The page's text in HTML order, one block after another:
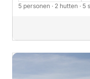
5 personen · 2 hutten · 5